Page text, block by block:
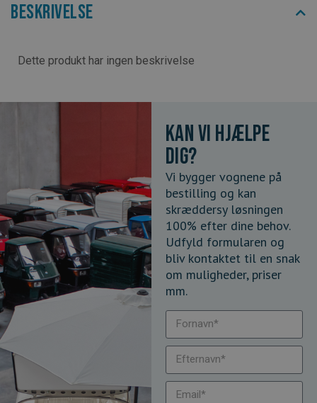
Beskrivelse
Dette produkt har ingen beskrivelse
Kan vi hjælpe
dig?
Vi bygger vognene på
bestilling og kan
skræddersy løsningen
100% efter dine behov.
Udfyld formularen og
bliv kontaktet til en snak
om muligheder, priser
mm.